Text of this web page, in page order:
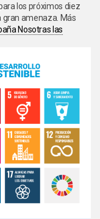
los próximos diez
gran amenaza. Más
Nosotras las